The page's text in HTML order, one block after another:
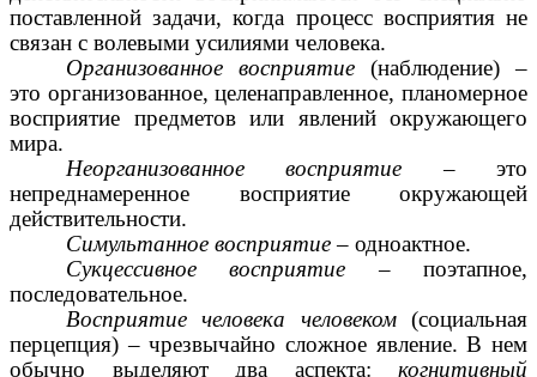
поставленной задачи, когда процесс восприятия не
связан с волевыми усилиями человека.
Организованное восприятие (наблюдение) –
это организованное, целенаправленное, планомерное
восприятие предметов или явлений окружающего
мира.
Неорганизованное восприятие – это
непреднамеренное восприятие окружающей
действительности.
Симультанное восприятие – одноактное.
Сукцессивное восприятие– поэтапное,
последовательное.
Восприятие человека человеком(социальная
перцепция) – чрезвычайно сложное явление. В нем
обычно выделяют два аспекта: когнитивный